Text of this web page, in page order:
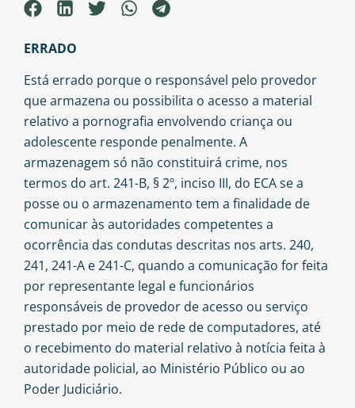
ERRADO
Está errado porque o responsável pelo provedor
que armazena ou possibilita o acesso a material
relativo a pornografia envolvendo criança ou
adolescente responde penalmente. A
armazenagem só não constituirá crime, nos
termos do art. 241-B, § 2º, inciso III, do ECA se a
posse ou o armazenamento tem a finalidade de
comunicar às autoridades competentes a
ocorrência das condutas descritas nos arts. 240,
241, 241-A e 241-C, quando a comunicação for feita
por representante legal e funcionários
responsáveis de provedor de acesso ou serviço
prestado por meio de rede de computadores, até
o recebimento do material relativo à notícia feita à
autoridade policial, ao Ministério Público ou ao
Poder Judiciário.